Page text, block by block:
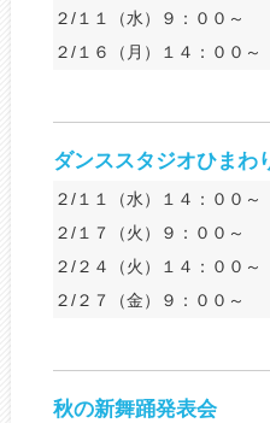
２/１１（水）９：００～
２/１６（月）１４：００～
ダンススタジオひまわ
２/１１（水）１４：００～
２/１７（火）９：００～
２/２４（火）１４：００～
２/２７（金）９：００～
秋の新舞踊発表会